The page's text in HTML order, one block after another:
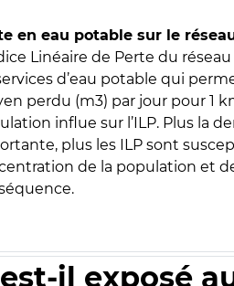
en eau potable sur le
Linéaire de Perte du
d’eau potable qui
perdu (m3) par jour pour 1
influe sur l’ILP. Plus la
plus les ILP sont
de la population et
il exposé